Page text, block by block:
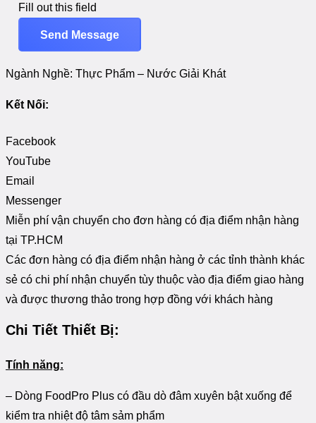
Fill out this field
Send Message
Ngành Nghề: Thực Phẩm – Nước Giải Khát
Kết Nối:
Facebook
YouTube
Email
Messenger
Miễn phí vận chuyển cho đơn hàng có địa điểm nhận hàng
tại TP.HCM
Các đơn hàng có địa điểm nhận hàng ở các tỉnh thành khác
sẻ có chi phí nhận chuyển tùy thuộc vào địa điểm giao hàng
và được thương thảo trong hợp đồng với khách hàng
Chi Tiết Thiết Bị:
Tính năng:
– Dòng FoodPro Plus có đầu dò đâm xuyên bật xuống để
kiểm tra nhiệt độ tâm sảm phẩm